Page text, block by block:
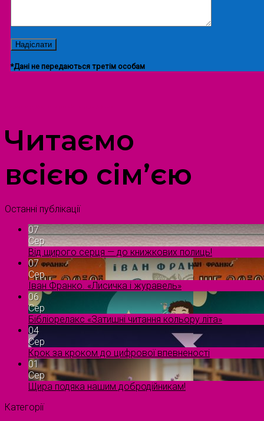
*Дані не передаються третім особам
Читаємо
всією сім’єю
Останні публікації
07
Сер
Від щирого серця — до книжкових полиць!
07
Сер
Іван Франко. «Лисичка і журавель»
06
Сер
Бібліорелакс «Затишні читання кольору літа»
04
Сер
Крок за кроком до цифрової впевненості
01
Сер
Щира подяка нашим добродійникам!
Категорії